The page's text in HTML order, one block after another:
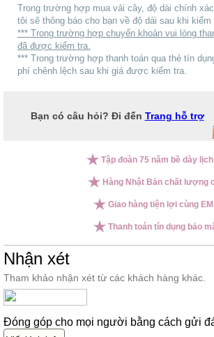
Trong trường hợp mua vải cây, độ dài chính
tôi sẽ thông báo cho bạn về độ dài sau khi kiểm
*** Trong trường hợp chuyển khoản vui lòng
đã được kiểm tra.
*** Trong trường hợp thanh toán qua thẻ tín
phí chênh lệch sau khi giá được kiểm tra.
Bạn có câu hỏi? Đi đến Trang hỗ trợ
Tập đoàn 75 năm bề dày
Hàng Nhật Bản chất lượng
Giao hàng tiện lợi cùng
Thanh toán tín dụng bảo
Nhận xét
Tham khảo nhận xét từ các khách hàng khác.
Đóng góp cho mọi người bằng cách gửi